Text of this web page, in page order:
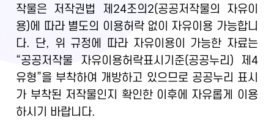
작물은 저작권법 제24조의2(공공저작물의 자유이
용)에 따라 별도의 이용허락 없이 자유이용 가능합니
다. 단, 위 규정에 따라 자유이용이 가능한 자료는
“공공저작물 자유이용허락표시기준(공공누리) 제4
유형”을 부착하여 개방하고 있으므로 공공누리 표시
가 부착된 저작물인지 확인한 이후에 자유롭게 이용
하시기 바랍니다.